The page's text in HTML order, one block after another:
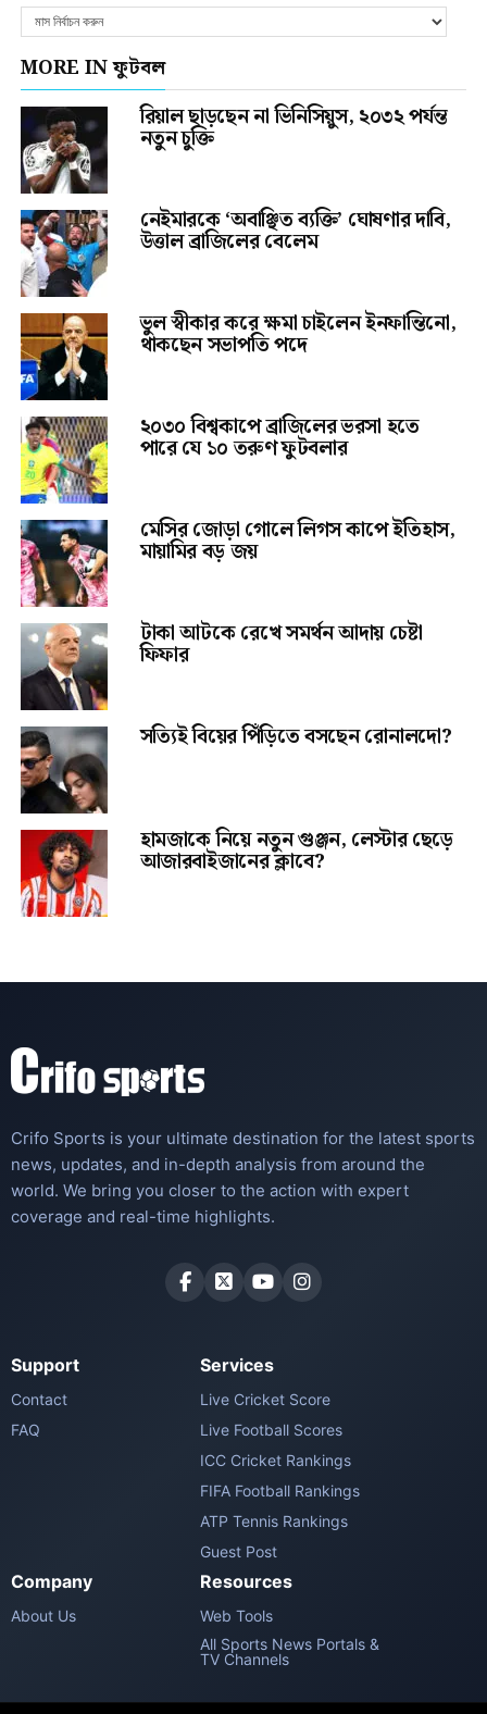
MORE IN ফুটবল
রিয়াল ছাড়ছেন না ভিনিসিয়ুস, ২০৩২ পর্যন্ত
নতুন চুক্তি
নেইমারকে ‘অবাঞ্ছিত ব্যক্তি’ ঘোষণার দাবি,
উত্তাল ব্রাজিলের বেলেম
ভুল স্বীকার করে ক্ষমা চাইলেন ইনফান্তিনো,
থাকছেন সভাপতি পদে
২০৩০ বিশ্বকাপে ব্রাজিলের ভরসা হতে
পারে যে ১০ তরুণ ফুটবলার
মেসির জোড়া গোলে লিগস কাপে ইতিহাস,
মায়ামির বড় জয়
টাকা আটকে রেখে সমর্থন আদায় চেষ্টা
ফিফার
সত্যিই বিয়ের পিঁড়িতে বসছেন রোনালদো?
হামজাকে নিয়ে নতুন গুঞ্জন, লেস্টার ছেড়ে
আজারবাইজানের ক্লাবে?
Crifo Sports is your ultimate destination for the latest sports
news, updates, and in-depth analysis from around the
world. We bring you closer to the action with expert
coverage and real-time highlights.
Support
Contact
FAQ
Services
Live Cricket Score
Live Football Scores
ICC Cricket Rankings
FIFA Football Rankings
ATP Tennis Rankings
Guest Post
Company
About Us
Resources
Web Tools
All Sports News Portals &
TV Channels